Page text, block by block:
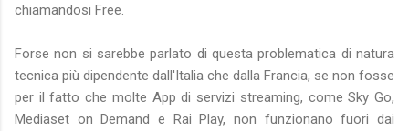
chiamandosi Free.
Forse non si sarebbe parlato di questa problematica di natura
tecnica più dipendente dall'Italia che dalla Francia, se non fosse
per il fatto che molte App di servizi streaming, come Sky Go,
Mediaset on Demand e Rai Play, non funzionano fuori dai